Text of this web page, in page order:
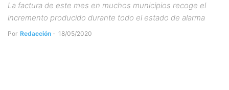
La factura de este mes en muchos municipios recoge el
incremento producido durante todo el estado de alarma
Por Redacción - 18/05/2020